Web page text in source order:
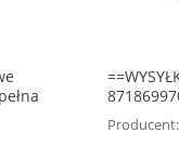
PHILIPS
Producent: